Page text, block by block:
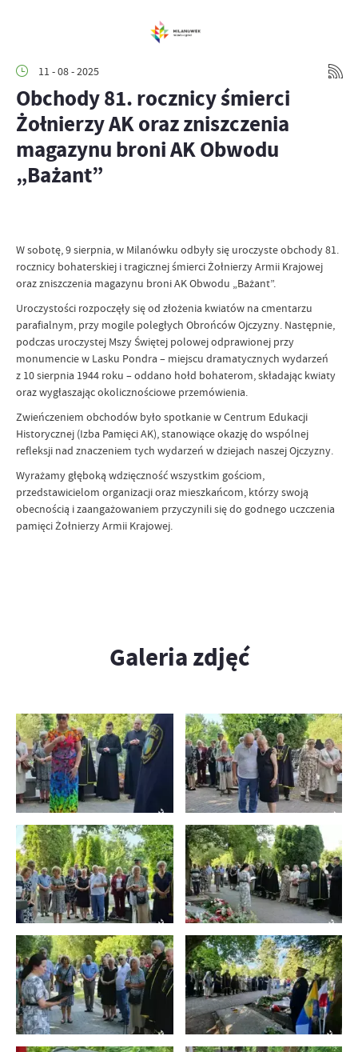
11 - 08 - 2025
Obchody 81. rocznicy śmierci
Żołnierzy AK oraz zniszczenia
magazynu broni AK Obwodu
„Bażant”
W sobotę, 9 sierpnia, w Milanówku odbyły się uroczyste obchody 81.
rocznicy bohaterskiej i tragicznej śmierci Żołnierzy Armii Krajowej
oraz zniszczenia magazynu broni AK Obwodu „Bażant”.
Uroczystości rozpoczęły się od złożenia kwiatów na cmentarzu
parafialnym, przy mogile poległych Obrońców Ojczyzny. Następnie,
podczas uroczystej Mszy Świętej polowej odprawionej przy
monumencie w Lasku Pondra – miejscu dramatycznych wydarzeń
z 10 sierpnia 1944 roku – oddano hołd bohaterom, składając kwiaty
oraz wygłaszając okolicznościowe przemówienia.
Zwieńczeniem obchodów było spotkanie w Centrum Edukacji
Historycznej (Izba Pamięci AK), stanowiące okazję do wspólnej
refleksji nad znaczeniem tych wydarzeń w dziejach naszej Ojczyzny.
Wyrażamy głęboką wdzięczność wszystkim gościom,
przedstawicielom organizacji oraz mieszkańcom, którzy swoją
obecnością i zaangażowaniem przyczynili się do godnego uczczenia
pamięci Żołnierzy Armii Krajowej.
Galeria zdjęć